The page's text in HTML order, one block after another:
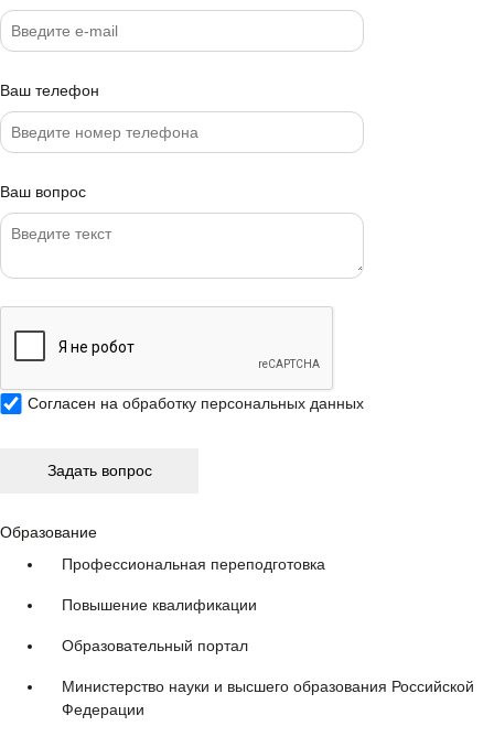
Ваш телефон
Ваш вопрос
Согласен на обработку персональных данных
Образование
Профессиональная переподготовка
Повышение квалификации
Образовательный портал
Министерство науки и высшего образования Российской
Федерации